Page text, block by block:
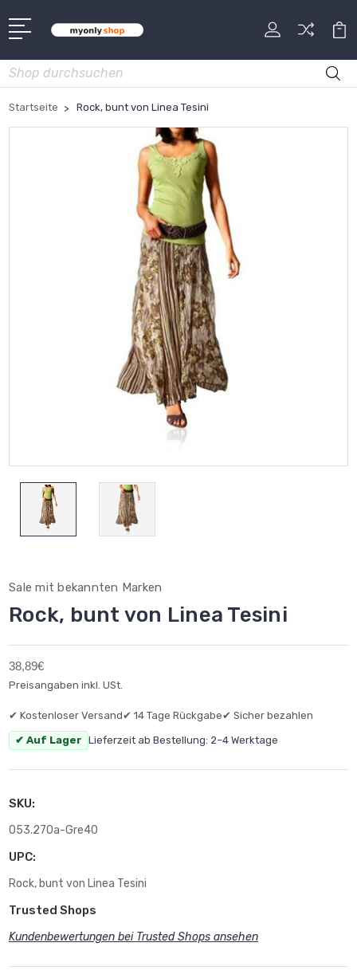
Suche
Startseite Rock, bunt von Linea Tesini
Sale mit bekannten Marken
Rock, bunt von Linea Tesini
38,89€
Preisangaben inkl. USt.
✔ Kostenloser Versand✔ 14 Tage Rückgabe✔ Sicher bezahlen
✔ Auf Lager Lieferzeit ab Bestellung: 2–4 Werktage
SKU:
053.270a-Gre40
UPC:
Rock, bunt von Linea Tesini
Trusted Shops
Kundenbewertungen bei Trusted Shops ansehen